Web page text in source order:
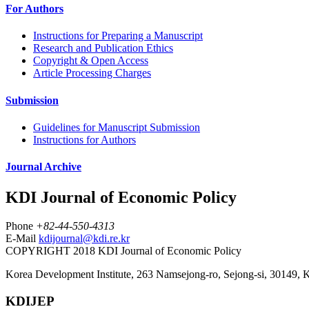
For Authors
Instructions for Preparing a Manuscript
Research and Publication Ethics
Copyright & Open Access
Article Processing Charges
Submission
Guidelines for Manuscript Submission
Instructions for Authors
Journal Archive
KDI Journal of Economic Policy
Phone +82-44-550-4313
E-Mail kdijournal@kdi.re.kr
COPYRIGHT 2018 KDI Journal of Economic Policy
Korea Development Institute, 263 Namsejong-ro, Sejong-si, 30149,
KDIJEP